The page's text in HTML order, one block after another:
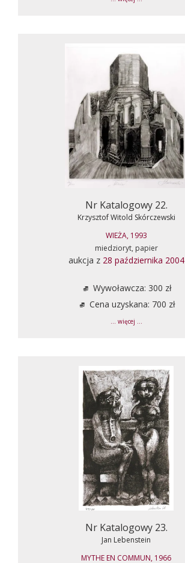
Nr Katalogowy 22.
Krzysztof Witold Skórczewski
WIEŻA, 1993
miedzioryt, papier
aukcja z 28 października 2004
Wywoławcza: 300 zł
Cena uzyskana: 700 zł
... więcej ...
Nr Katalogowy 23.
Jan Lebenstein
MYTHE EN COMMUN, 1966